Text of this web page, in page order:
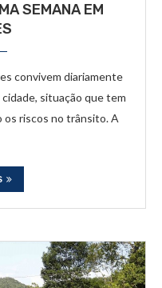
SEMANA EM
convivem diariamente
situação que tem
riscos no trânsito. A